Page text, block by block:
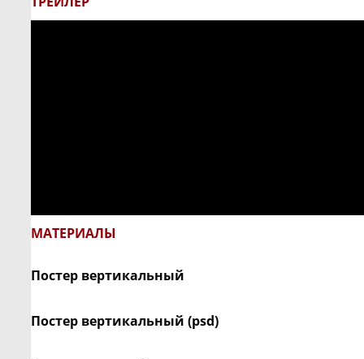
МАТЕРИАЛЫ
Постер вертикальный
Постер вертикальный (psd)